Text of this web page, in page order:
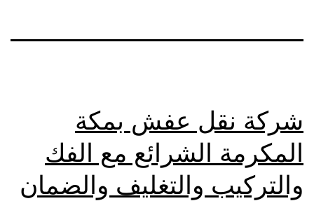
شركة نقل عفش بمكة
المكرمة الشرائع مع الفك
والتركيب والتغليف والضمان